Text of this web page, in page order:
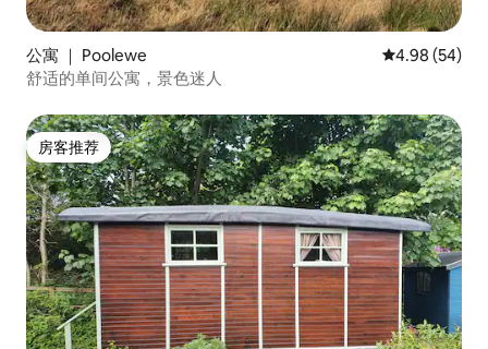
公寓 ｜ Poolewe 平均评分 4.98
4.98 (54)
舒适的单间公寓，景色迷人
房客推荐
房客推荐